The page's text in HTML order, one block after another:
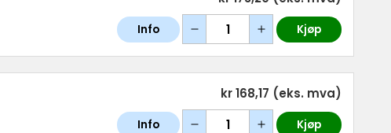
Info Kjøp
kr 168,17 (eks. mva)
Info Kjøp